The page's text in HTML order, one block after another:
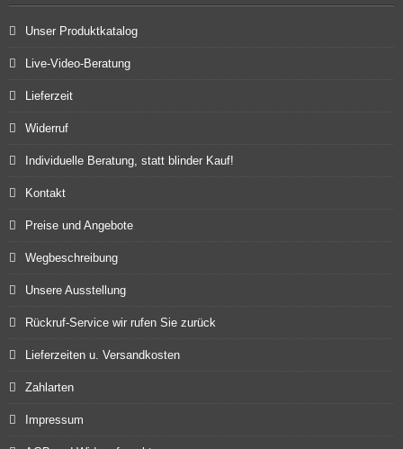
Unser Produktkatalog
Live-Video-Beratung
Lieferzeit
Widerruf
Individuelle Beratung, statt blinder Kauf!
Kontakt
Preise und Angebote
Wegbeschreibung
Unsere Ausstellung
Rückruf-Service wir rufen Sie zurück
Lieferzeiten u. Versandkosten
Zahlarten
Impressum